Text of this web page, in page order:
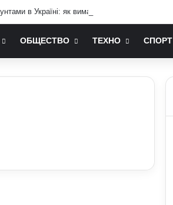
в Україні: як виманюють військових
ОБЩЕСТВО ТЕХНО СПОРТ